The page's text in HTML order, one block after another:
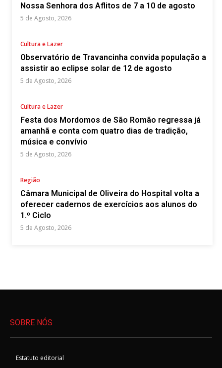
Nossa Senhora dos Aflitos de 7 a 10 de agosto
5 de Agosto, 2026
Cultura e Lazer
Observatório de Travancinha convida população a
assistir ao eclipse solar de 12 de agosto
5 de Agosto, 2026
Cultura e Lazer
Festa dos Mordomos de São Romão regressa já
amanhã e conta com quatro dias de tradição,
música e convívio
5 de Agosto, 2026
Região
Câmara Municipal de Oliveira do Hospital volta a
oferecer cadernos de exercícios aos alunos do
1.º Ciclo
5 de Agosto, 2026
SOBRE NÓS
Estatuto editorial